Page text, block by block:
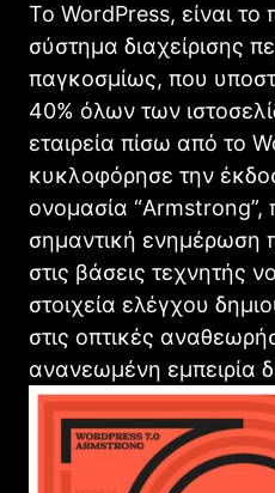
Το WordPress, είναι το
σύστημα διαχείρισης
παγκοσμίως, που
40% όλων των
εταιρεία πίσω από το
κυκλοφόρησε την
ονομασία “Armstrong”,
σημαντική ενημέρωση
στις βάσεις τεχνητής
στοιχεία ελέγχου
στις οπτικές
ανανεωμένη εμπειρία